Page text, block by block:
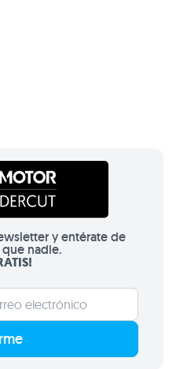
y entérate de
nadie.